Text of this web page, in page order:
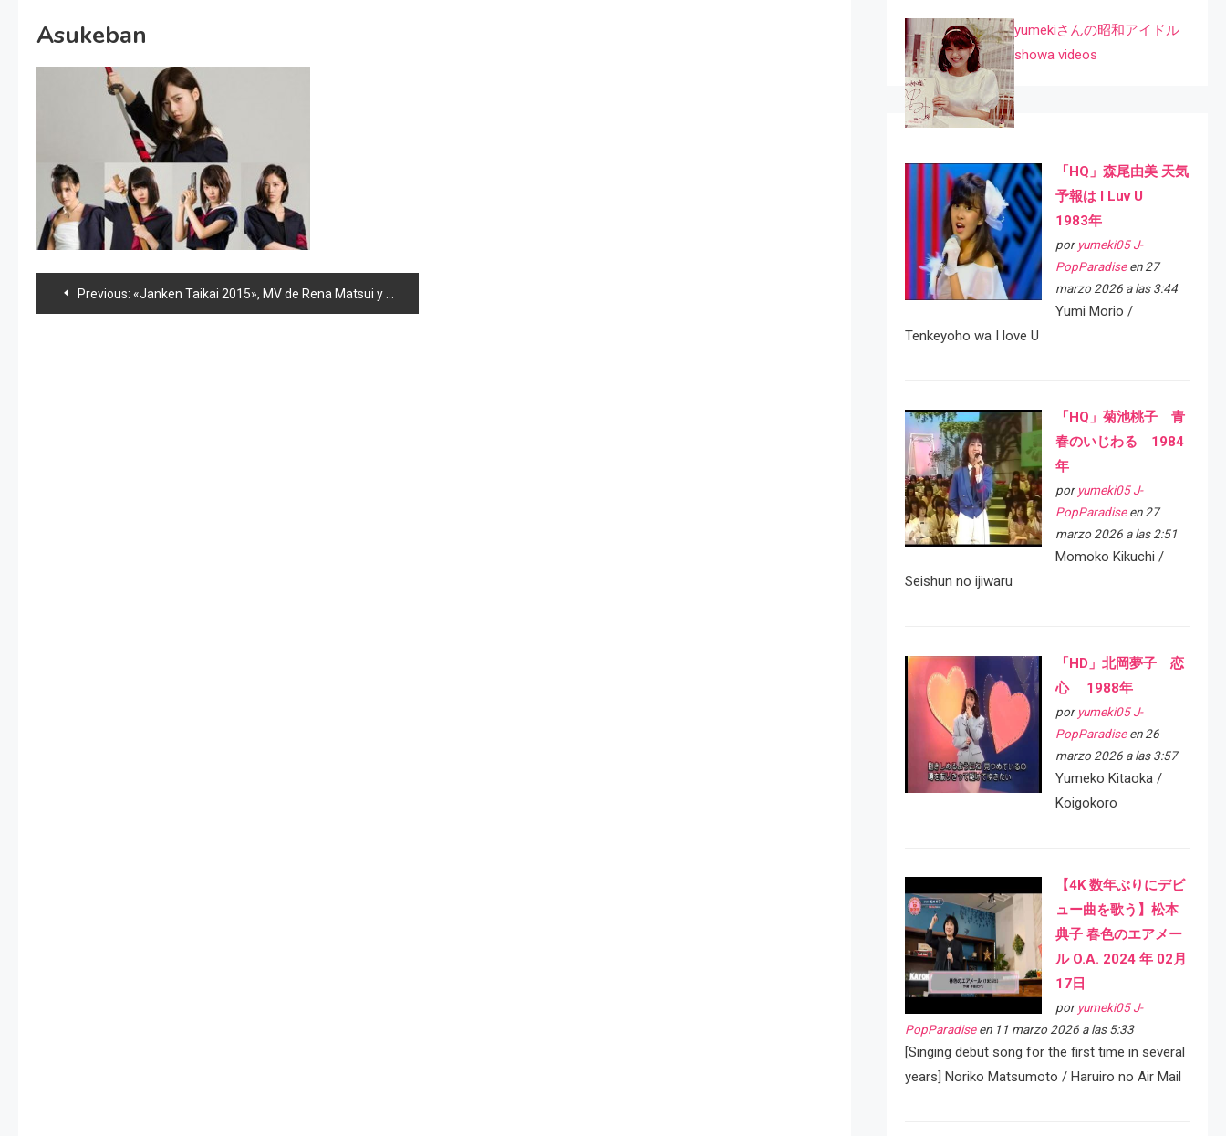
Asukeban
Navegación
Previous: «Janken Taikai 2015», MV de Rena Matsui y ventas de «Durian Shonen»
yumekiさんの昭和アイドル
showa videos
「HQ」森尾由美 天気
予報は I Luv U
1983年
por yumeki05 J-
PopParadiseen 27
marzo 2026 a las 3:44
Yumi Morio /
Tenkeyoho wa I love U
「HQ」菊池桃子 青
春のいじわる 1984
年
por yumeki05 J-
PopParadiseen 27
marzo 2026 a las 2:51
Momoko Kikuchi /
Seishun no ijiwaru
「HD」北岡夢子 恋
心 1988年
por yumeki05 J-
PopParadiseen 26
marzo 2026 a las 3:57
Yumeko Kitaoka /
Koigokoro
【4K 数年ぶりにデビ
ュー曲を歌う】松本
典子 春色のエアメー
ル O.A. 2024 年 02月
17日
por yumeki05 J-
PopParadiseen 11 marzo 2026 a las 5:33
[Singing debut song for the first time in several
years] Noriko Matsumoto / Haruiro no Air Mail